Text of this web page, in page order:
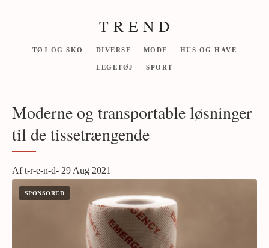
T R E N D
TØJ OG SKO DIVERSE MODE HUS OG HAVE
LEGETØJ SPORT
Moderne og transportable løsninger
til de tissetrængende
Af t-r-e-n-d- 29 Aug 2021